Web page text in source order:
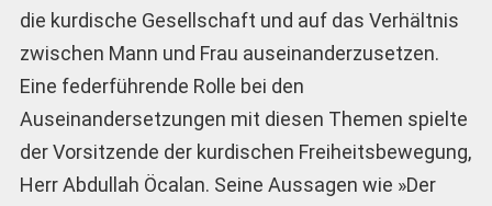
die kurdische Gesellschaft und auf das Verhältnis
zwischen Mann und Frau auseinanderzusetzen.
Eine federführende Rolle bei den
Auseinandersetzungen mit diesen Themen spielte
der Vorsitzende der kurdischen Freiheitsbewegung,
Herr Abdullah Öcalan. Seine Aussagen wie »Der